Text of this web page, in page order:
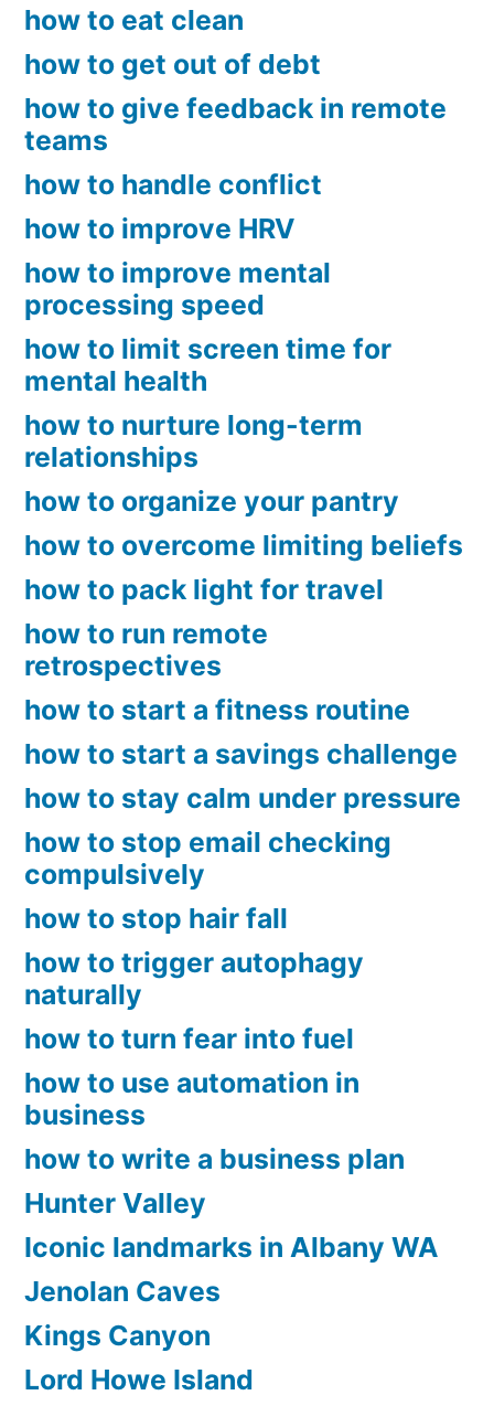
how to eat clean
how to get out of debt
how to give feedback in remote
teams
how to handle conflict
how to improve HRV
how to improve mental
processing speed
how to limit screen time for
mental health
how to nurture long-term
relationships
how to organize your pantry
how to overcome limiting beliefs
how to pack light for travel
how to run remote
retrospectives
how to start a fitness routine
how to start a savings challenge
how to stay calm under pressure
how to stop email checking
compulsively
how to stop hair fall
how to trigger autophagy
naturally
how to turn fear into fuel
how to use automation in
business
how to write a business plan
Hunter Valley
Iconic landmarks in Albany WA
Jenolan Caves
Kings Canyon
Lord Howe Island